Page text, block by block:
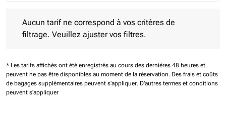
Aucun tarif ne correspond à vos critères de
filtrage. Veuillez ajuster vos filtres.
* Les tarifs affichés ont été enregistrés au cours des dernières 48 heures et
peuvent ne pas être disponibles au moment de la réservation. Des frais et coûts
de bagages supplémentaires peuvent s'appliquer. D'autres termes et conditions
peuvent s'appliquer